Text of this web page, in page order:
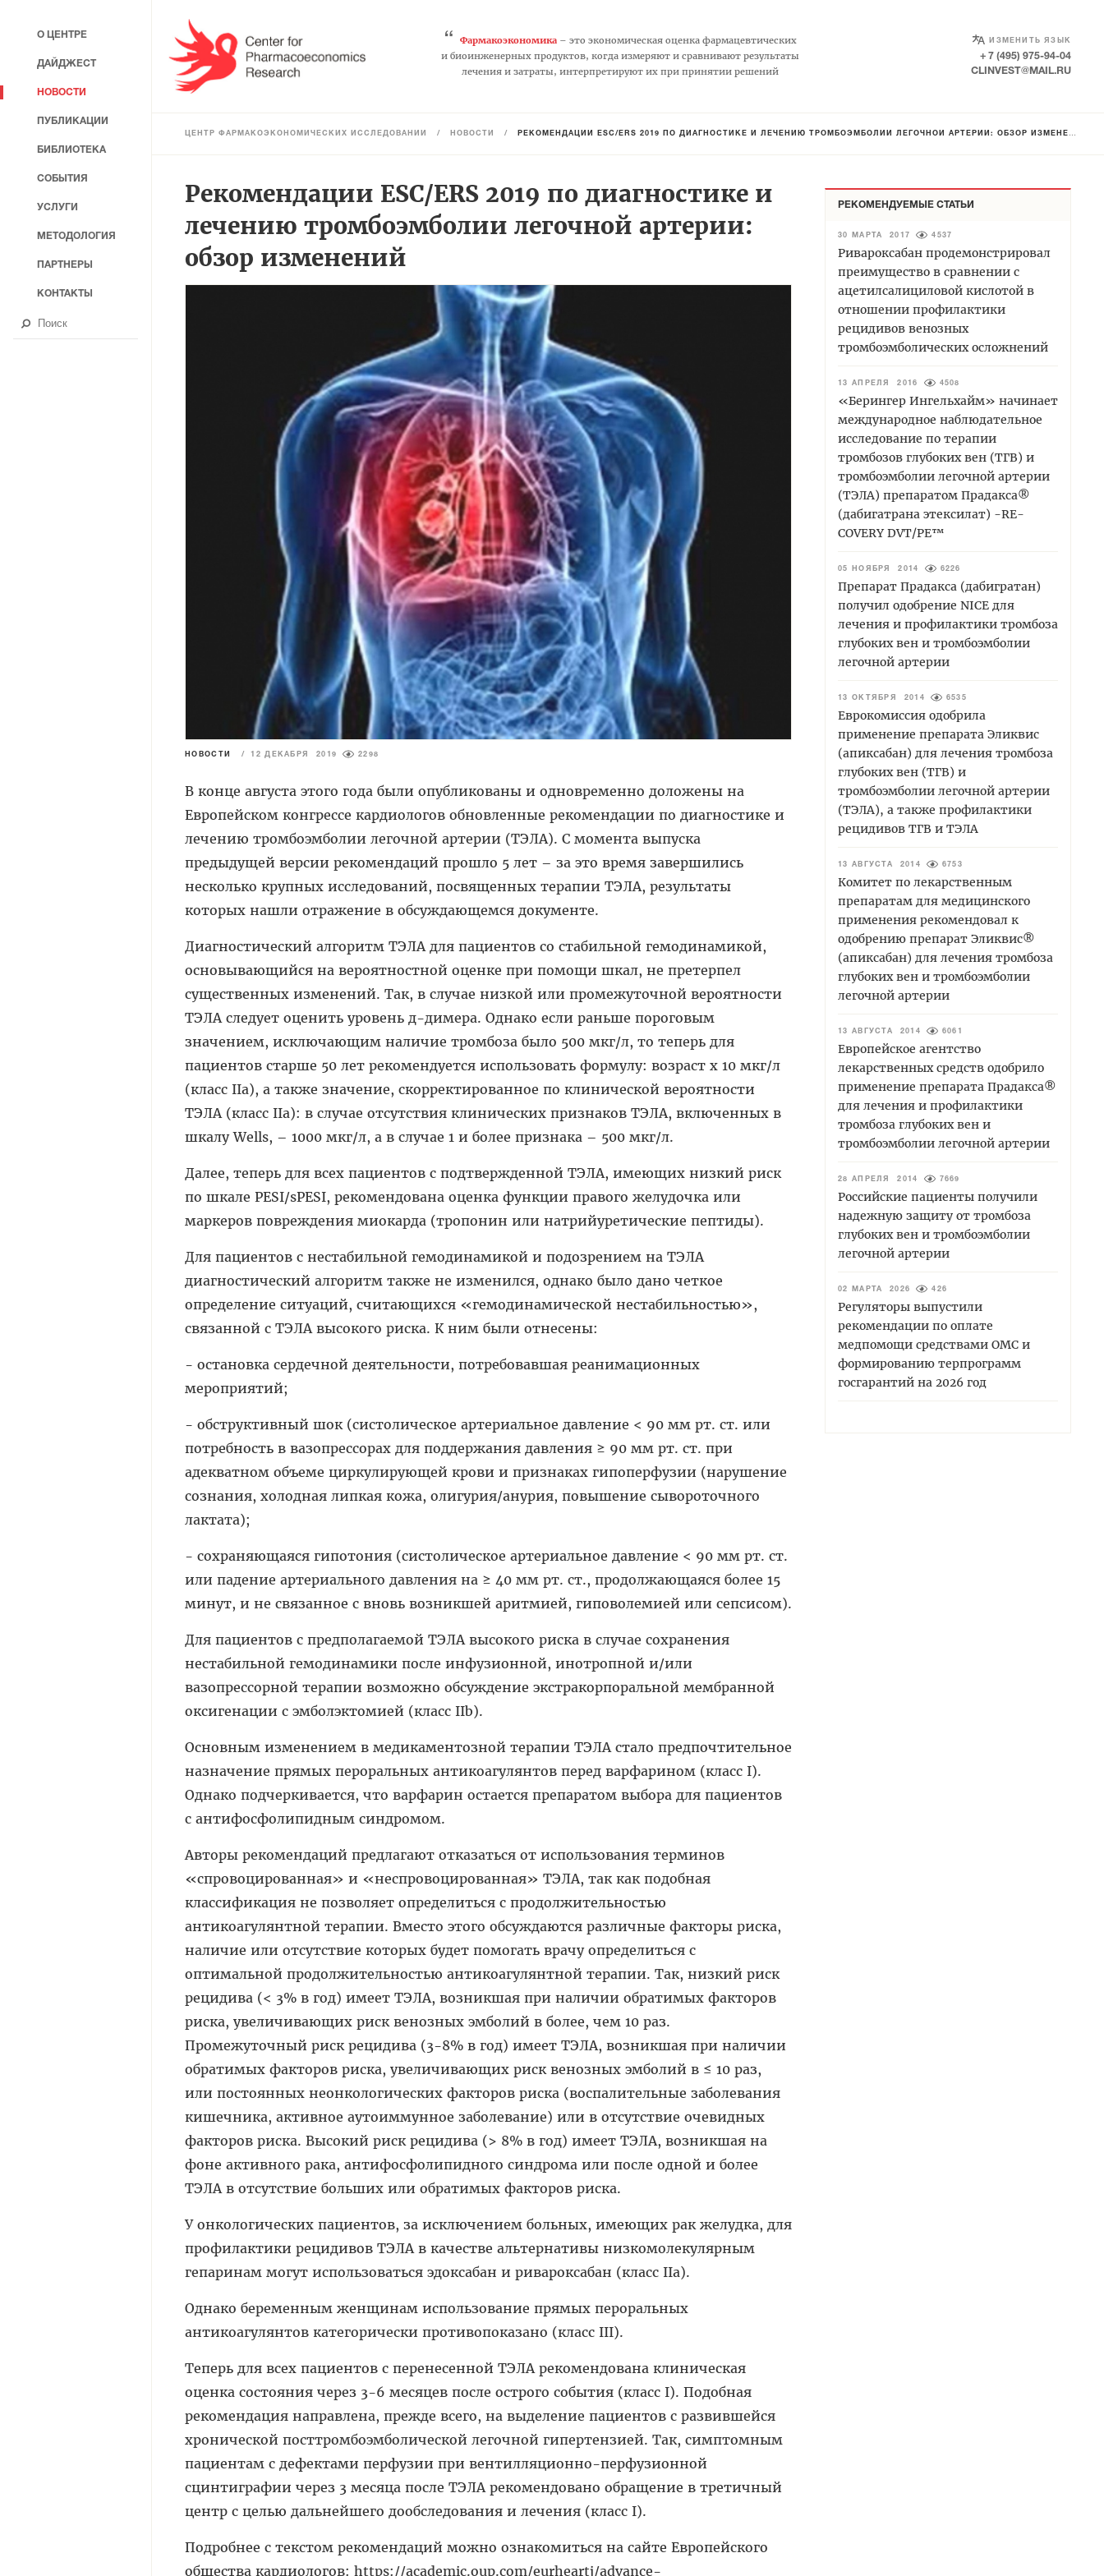
“ Фармакоэкономика– это экономическая оценка фармацевтических
и биоинженерных продуктов, когда измеряют и сравнивают результаты
лечения и затраты, интерпретируют их при принятии решений
ИЗМЕНИТЬ ЯЗЫК
SELECT LANGUAGE
+ 7 (495) 975-94-04
CLINVEST@MAIL.RU
ЦЕНТР ФАРМАКОЭКОНОМИЧЕСКИХ ИССЛЕДОВАНИЙ / НОВОСТИ / РЕКОМЕНДАЦИИ ESC/ERS 2019 ПО ДИАГНОСТИКЕ И ЛЕЧЕНИЮ ТРОМБОЭМБОЛИИ ЛЕГОЧНОЙ АРТЕРИИ: ОБЗОР ИЗМЕНЕНИЙ
Рекомендации ESC/ERS 2019 по диагностике и
лечению тромбоэмболии легочной артерии:
обзор изменений
НОВОСТИ / 12 ДЕКАБРЯ 2019 2298
В конце августа этого года были опубликованы и одновременно доложены на
Европейском конгрессе кардиологов обновленные рекомендации по диагностике и
лечению тромбоэмболии легочной артерии (ТЭЛА). С момента выпуска
предыдущей версии рекомендаций прошло 5 лет – за это время завершились
несколько крупных исследований, посвященных терапии ТЭЛА, результаты
которых нашли отражение в обсуждающемся документе.
Диагностический алгоритм ТЭЛА для пациентов со стабильной гемодинамикой,
основывающийся на вероятностной оценке при помощи шкал, не претерпел
существенных изменений. Так, в случае низкой или промежуточной вероятности
ТЭЛА следует оценить уровень д-димера. Однако если раньше пороговым
значением, исключающим наличие тромбоза было 500 мкг/л, то теперь для
пациентов старше 50 лет рекомендуется использовать формулу: возраст х 10 мкг/л
(класс IIa), а также значение, скорректированное по клинической вероятности
ТЭЛА (класс IIа): в случае отсутствия клинических признаков ТЭЛА, включенных в
шкалу Wells, – 1000 мкг/л, а в случае 1 и более признака – 500 мкг/л.
Далее, теперь для всех пациентов с подтвержденной ТЭЛА, имеющих низкий риск
по шкале PESI/sPESI, рекомендована оценка функции правого желудочка или
маркеров повреждения миокарда (тропонин или натрийуретические пептиды).
Для пациентов с нестабильной гемодинамикой и подозрением на ТЭЛА
диагностический алгоритм также не изменился, однако было дано четкое
определение ситуаций, считающихся «гемодинамической нестабильностью»,
связанной с ТЭЛА высокого риска. К ним были отнесены:
- остановка сердечной деятельности, потребовавшая реанимационных
мероприятий;
- обструктивный шок (систолическое артериальное давление < 90 мм рт. ст. или
потребность в вазопрессорах для поддержания давления ≥ 90 мм рт. ст. при
адекватном объеме циркулирующей крови и признаках гипоперфузии (нарушение
сознания, холодная липкая кожа, олигурия/анурия, повышение сывороточного
лактата);
- сохраняющаяся гипотония (систолическое артериальное давление < 90 мм рт. ст.
или падение артериального давления на ≥ 40 мм рт. ст., продолжающаяся более 15
минут, и не связанное с вновь возникшей аритмией, гиповолемией или сепсисом).
Для пациентов с предполагаемой ТЭЛА высокого риска в случае сохранения
нестабильной гемодинамики после инфузионной, инотропной и/или
вазопрессорной терапии возможно обсуждение экстракорпоральной мембранной
оксигенации с эмболэктомией (класс IIb).
Основным изменением в медикаментозной терапии ТЭЛА стало предпочтительное
назначение прямых пероральных антикоагулянтов перед варфарином (класс I).
Однако подчеркивается, что варфарин остается препаратом выбора для пациентов
с антифосфолипидным синдромом.
Авторы рекомендаций предлагают отказаться от использования терминов
«спровоцированная» и «неспровоцированная» ТЭЛА, так как подобная
классификация не позволяет определиться с продолжительностью
антикоагулянтной терапии. Вместо этого обсуждаются различные факторы риска,
наличие или отсутствие которых будет помогать врачу определиться с
оптимальной продолжительностью антикоагулянтной терапии. Так, низкий риск
рецидива (< 3% в год) имеет ТЭЛА, возникшая при наличии обратимых факторов
риска, увеличивающих риск венозных эмболий в более, чем 10 раз.
Промежуточный риск рецидива (3-8% в год) имеет ТЭЛА, возникшая при наличии
обратимых факторов риска, увеличивающих риск венозных эмболий в ≤ 10 раз,
или постоянных неонкологических факторов риска (воспалительные заболевания
кишечника, активное аутоиммунное заболевание) или в отсутствие очевидных
факторов риска. Высокий риск рецидива (> 8% в год) имеет ТЭЛА, возникшая на
фоне активного рака, антифосфолипидного синдрома или после одной и более
ТЭЛА в отсутствие больших или обратимых факторов риска.
У онкологических пациентов, за исключением больных, имеющих рак желудка, для
профилактики рецидивов ТЭЛА в качестве альтернативы низкомолекулярным
гепаринам могут использоваться эдоксабан и ривароксабан (класс IIa).
Однако беременным женщинам использование прямых пероральных
антикоагулянтов категорически противопоказано (класс III).
Теперь для всех пациентов с перенесенной ТЭЛА рекомендована клиническая
оценка состояния через 3-6 месяцев после острого события (класс I). Подобная
рекомендация направлена, прежде всего, на выделение пациентов с развившейся
хронической посттромбоэмболической легочной гипертензией. Так, симптомным
пациентам с дефектами перфузии при вентилляционно-перфузионной
сцинтиграфии через 3 месяца после ТЭЛА рекомендовано обращение в третичный
центр с целью дальнейшего дообследования и лечения (класс I).
Подробнее с текстом рекомендаций можно ознакомиться на сайте Европейского
общества кардиологов: https://academic.oup.com/eurheartj/advance-
РЕКОМЕНДУЕМЫЕ СТАТЬИ
30 МАРТА 2017 4537
Ривароксабан продемонстрировал
преимущество в сравнении с
ацетилсалициловой кислотой в
отношении профилактики
рецидивов венозных
тромбоэмболических осложнений
13 АПРЕЛЯ 2016 4508
«Берингер Ингельхайм» начинает
международное наблюдательное
исследование по терапии
тромбозов глубоких вен (ТГВ) и
тромбоэмболии легочной артерии
(ТЭЛА) препаратом Прадакса®
(дабигатрана этексилат) -RE-
COVERY DVT/PE™
05 НОЯБРЯ 2014 6226
Препарат Прадакса (дабигратан)
получил одобрение NICE для
лечения и профилактики тромбоза
глубоких вен и тромбоэмболии
легочной артерии
13 ОКТЯБРЯ 2014 6535
Еврокомиссия одобрила
применение препарата Эликвис
(апиксабан) для лечения тромбоза
глубоких вен (ТГВ) и
тромбоэмболии легочной артерии
(ТЭЛА), а также профилактики
рецидивов ТГВ и ТЭЛА
13 АВГУСТА 2014 6753
Комитет по лекарственным
препаратам для медицинского
применения рекомендовал к
одобрению препарат Эликвис®
(апиксабан) для лечения тромбоза
глубоких вен и тромбоэмболии
легочной артерии
13 АВГУСТА 2014 6061
Европейское агентство
лекарственных средств одобрило
применение препарата Прадакса®
для лечения и профилактики
тромбоза глубоких вен и
тромбоэмболии легочной артерии
28 АПРЕЛЯ 2014 7669
Российские пациенты получили
надежную защиту от тромбоза
глубоких вен и тромбоэмболии
легочной артерии
02 МАРТА 2026 426
Регуляторы выпустили
рекомендации по оплате
медпомощи средствами ОМС и
формированию терпрограмм
госгарантий на 2026 год
О ЦЕНТРЕ
ДАЙДЖЕСТ
НОВОСТИ
ПУБЛИКАЦИИ
БИБЛИОТЕКА
СОБЫТИЯ
УСЛУГИ
МЕТОДОЛОГИЯ
ПАРТНЕРЫ
КОНТАКТЫ